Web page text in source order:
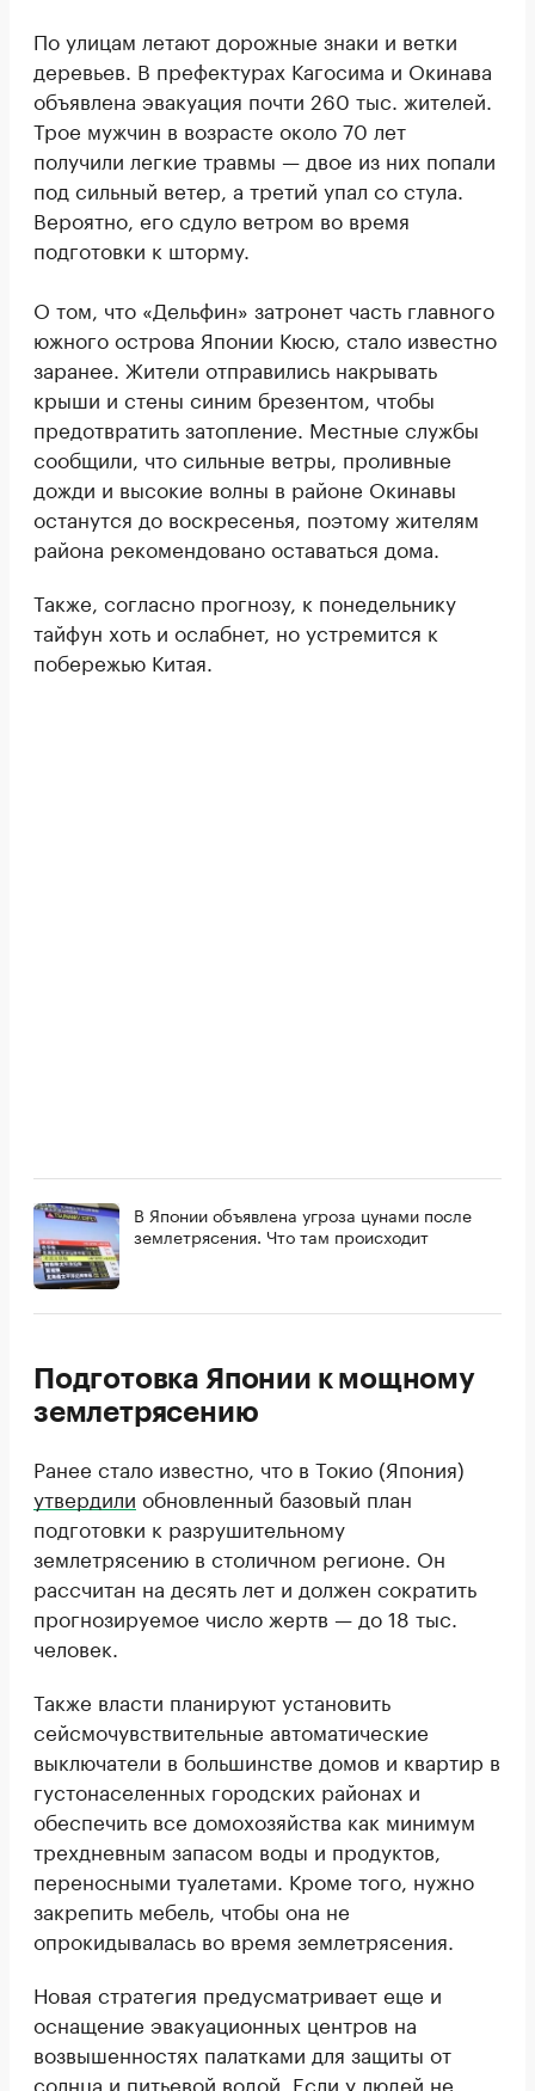
По улицам летают дорожные знаки и ветки
деревьев. В префектурах Кагосима и Окинава
объявлена эвакуация почти 260 тыс. жителей.
Трое мужчин в возрасте около 70 лет
получили легкие травмы — двое из них попали
под сильный ветер, а третий упал со стула.
Вероятно, его сдуло ветром во время
подготовки к шторму.
О том, что «Дельфин» затронет часть главного
южного острова Японии Кюсю, стало известно
заранее. Жители отправились накрывать
крыши и стены синим брезентом, чтобы
предотвратить затопление. Местные службы
сообщили, что сильные ветры, проливные
дожди и высокие волны в районе Окинавы
останутся до воскресенья, поэтому жителям
района рекомендовано оставаться дома.
Также, согласно прогнозу, к понедельнику
тайфун хоть и ослабнет, но устремится к
побережью Китая.
В Японии объявлена угроза цунами после
землетрясения. Что там происходит
Подготовка Японии к мощному
землетрясению
Ранее стало известно, что в Токио (Япония)
утвердили обновленный базовый план
подготовки к разрушительному
землетрясению в столичном регионе. Он
рассчитан на десять лет и должен сократить
прогнозируемое число жертв — до 18 тыс.
человек.
Также власти планируют установить
сейсмочувствительные автоматические
выключатели в большинстве домов и квартир в
густонаселенных городских районах и
обеспечить все домохозяйства как минимум
трехдневным запасом воды и продуктов,
переносными туалетами. Кроме того, нужно
закрепить мебель, чтобы она не
опрокидывалась во время землетрясения.
Новая стратегия предусматривает еще и
оснащение эвакуационных центров на
возвышенностях палатками для защиты от
солнца и питьевой водой. Если у людей не